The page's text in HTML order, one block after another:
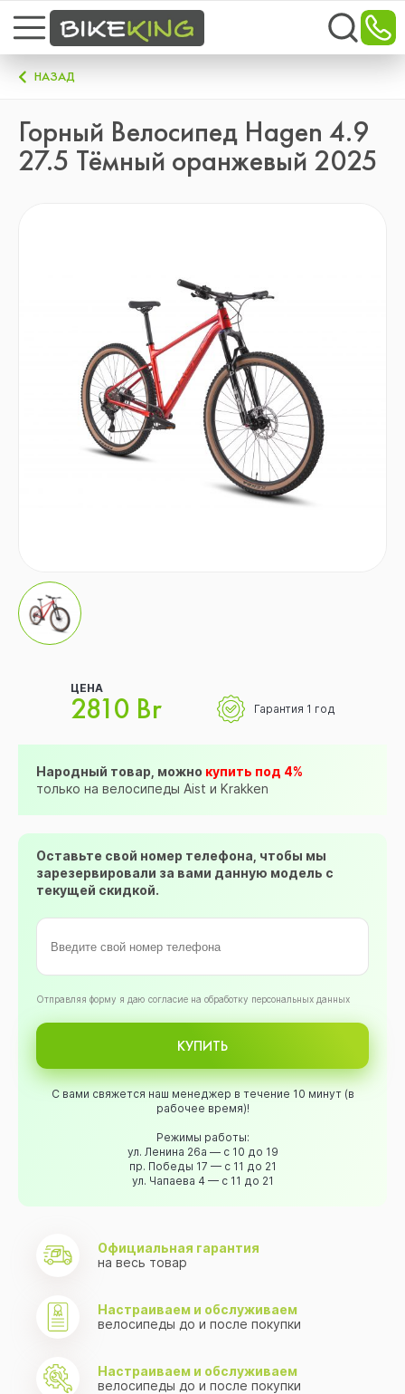
НАЗАД
Горный Велосипед Hagen 4.9
27.5 Тёмный оранжевый 2025
ЦЕНА
2810 Br Гарантия 1 год
Народный товар, можно купить под 4%
только на велосипеды Aist и Krakken
Оставьте свой номер телефона, чтобы мы
зарезервировали за вами данную модель с
текущей скидкой.
Oтправляя форму я даю согласие на обработку персональных данных
КУПИТЬ
С вами свяжется наш менеджер в течение 10 минут (в
рабочее время)!
Режимы работы:
ул. Ленина 26а — с 10 до 19
пр. Победы 17 — с 11 до 21
ул. Чапаева 4 — с 11 до 21
Официальная гарантия
на весь товар
Настраиваем и обслуживаем
велосипеды до и после покупки
Настраиваем и обслуживаем
велосипеды до и после покупки